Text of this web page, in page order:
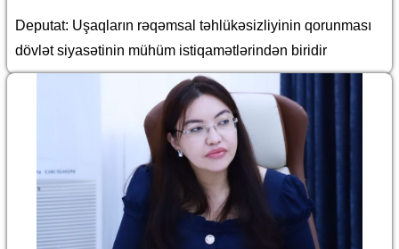
Deputat: Uşaqların rəqəmsal təhlükəsizliyinin qorunması
dövlət siyasətinin mühüm istiqamətlərindən biridir